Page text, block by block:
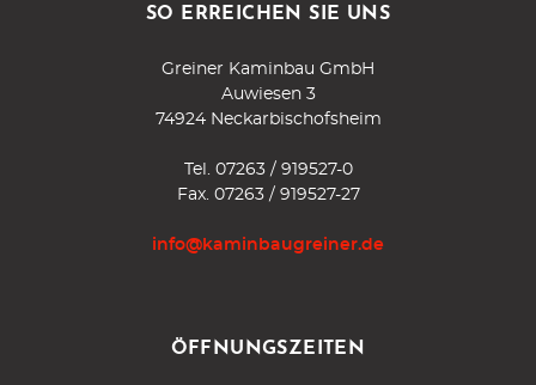
SO ERREICHEN SIE UNS
Greiner Kaminbau GmbH
Auwiesen 3
74924 Neckarbischofsheim
Tel. 07263 / 919527-0
Fax. 07263 / 919527-27
info@kaminbaugreiner.de
ÖFFNUNGSZEITEN